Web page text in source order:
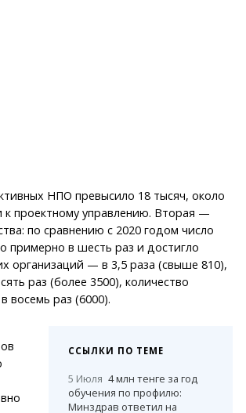
НПО превысило 18 тысяч, около
к проектному управлению. Вторая —
по сравнению с 2020 годом число
примерно в шесть раз и достигло
организаций — в 3,5 раза (свыше 810),
раз (более 3500), количество
восемь раз (6000).
ССЫЛКИ ПО ТЕМЕ
5 Июля 4 млн тенге за год
обучения по профилю:
Минздрав ответил на